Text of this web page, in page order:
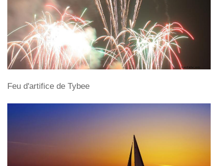
Feu d'artifice de Tybee